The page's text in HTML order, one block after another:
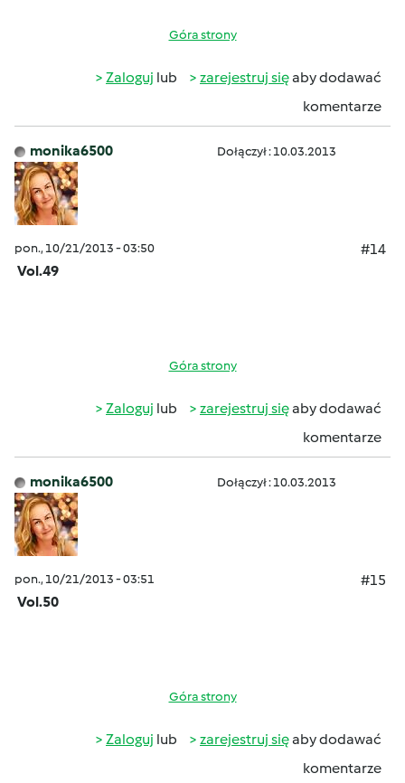
Góra strony
Zaloguj lub zarejestruj sięaby dodawać
komentarze
monika6500 Dołączył : 10.03.2013
pon., 10/21/2013 - 03:50
#14
Vol.49
Góra strony
Zaloguj lub zarejestruj sięaby dodawać
komentarze
monika6500 Dołączył : 10.03.2013
pon., 10/21/2013 - 03:51
#15
Vol.50
Góra strony
Zaloguj lub zarejestruj sięaby dodawać
komentarze